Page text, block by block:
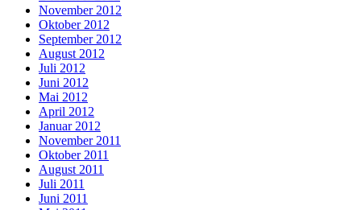
November 2012
Oktober 2012
September 2012
August 2012
Juli 2012
Juni 2012
Mai 2012
April 2012
Januar 2012
November 2011
Oktober 2011
August 2011
Juli 2011
Juni 2011